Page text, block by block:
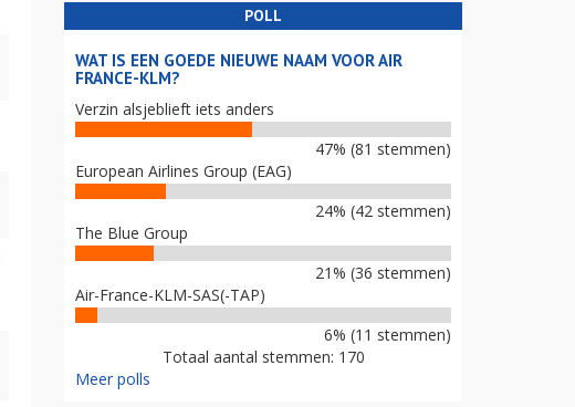
POLL
WAT IS EEN GOEDE NIEUWE NAAM VOOR AIR
FRANCE-KLM?
Verzin alsjeblieft iets anders
47% (81 stemmen)
European Airlines Group (EAG)
24% (42 stemmen)
The Blue Group
21% (36 stemmen)
Air-France-KLM-SAS(-TAP)
6% (11 stemmen)
Totaal aantal stemmen: 170
Meer polls